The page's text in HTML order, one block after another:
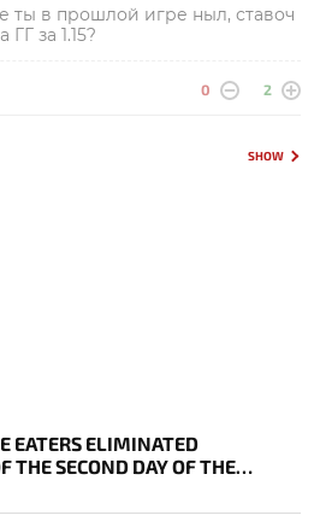
ты в прошлой игре ныл, ставоч
ГГ за 1.15?
0 2
SHOW
EATERS ELIMINATED
THE SECOND DAY OF THE